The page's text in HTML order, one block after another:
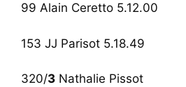
99 Alain Ceretto 5.12.00
153 JJ Parisot 5.18.49
320/3 Nathalie Pissot